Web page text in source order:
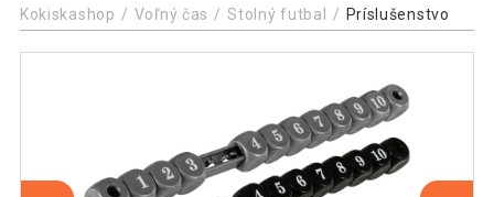
Kokiskashop Voľný čas Stolný futbal Príslušenstvo